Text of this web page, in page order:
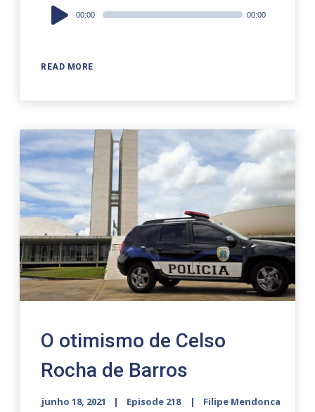
READ MORE
Audio
Player
00:00 00:00
O otimismo de Celso
Rocha de Barros
junho 18, 2021 Episode 218
Filipe Mendonca